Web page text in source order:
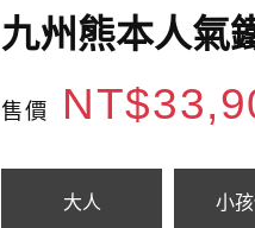
九州熊本人氣
售價
大人 小